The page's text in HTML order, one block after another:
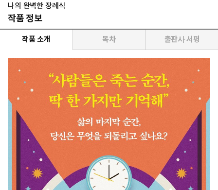
나의 완벽한 장례식
작품 정보
작품 소개 목차 출판사 서평